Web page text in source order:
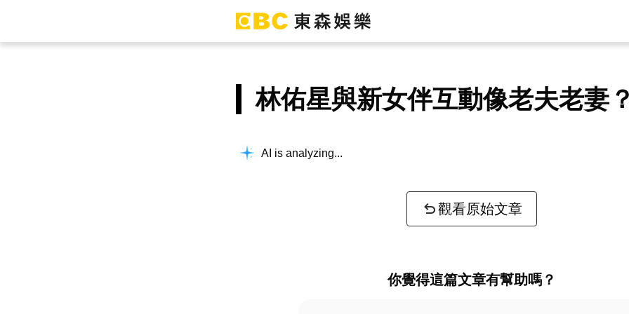
林佑星與新女伴互動像老夫老妻
AI is analyzing...
觀看原始文章
你覺得這篇文章有幫助嗎？